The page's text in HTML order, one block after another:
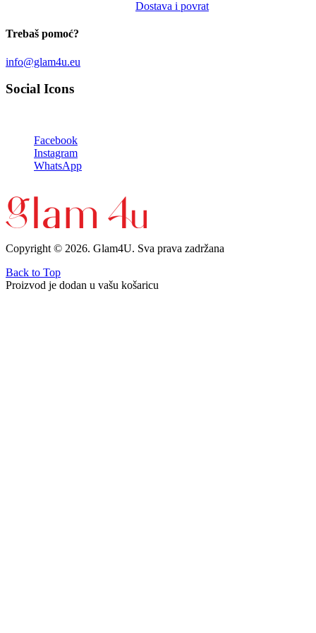
Dostava i povrat
Trebaš pomoć?
info@glam4u.eu
Social Icons
Facebook
Instagram
WhatsApp
Copyright © 2026. Glam4U. Sva prava zadržana
Back to Top
Proizvod je dodan u vašu košaricu